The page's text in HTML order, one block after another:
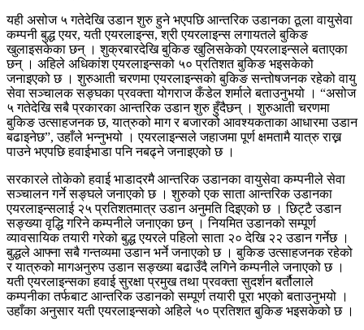
यही असोज ५ गतेदेखि उडान शुरु हुने भएपछि आन्तरिक उडानका ठूला वायुसेवा
कम्पनी बुद्ध एयर, यती एयरलाइन्स, श्री एयरलाइन्स लगायतले बुकिङ
खुलाइसकेका छन् । शुक्रबारदेखि बुकिङ खुलिसकेको एयरलाइन्सले बताएका
छन् । अहिले अधिकांश एयरलाइन्सको ५० प्रतिशत बुकिङ भइसकेको
जनाइएको छ । शुरुआती चरणमा एयरलाइन्सको बुकिङ सन्तोषजनक रहेको वायु
सेवा सञ्चालक सङ्घका प्रवक्ता योगराज कँडेल शर्माले बताउनुभयो । “असोज
५ गतेदेखि सबै प्रकारका आन्तरिक उडान शुरु हुँदैछन् । शुरुआती चरणमा
बुकिङ उत्साहजनक छ, यात्रुको माग र बजारको आवश्यकताका आधारमा उडान
बढाइनेछ”, उहाँले भन्नुभयो । एयरलाइन्सले जहाजमा पूर्ण क्षमतामै यात्रु राख्न
पाउने भएपछि हवाईभाडा पनि नबढ्ने जनाइएको छ ।
सरकारले तोकेको हवाई भाडादरमै आन्तरिक उडानका वायुसेवा कम्पनीले सेवा
सञ्चालन गर्ने सङ्घले जनाएको छ । शुरुको एक साता आन्तरिक उडानका
एयरलाइन्सलाई २५ प्रतिशतमात्र उडान अनुमति दिइएको छ । छिट्टै उडान
सङ्ख्या वृद्धि गरिने कम्पनीले जनाएका छन् । नियमित उडानको सम्पूर्ण
व्यावसायिक तयारी गरेको बुद्ध एयरले पहिलो साता २० देखि २२ उडान गर्नेछ ।
बुद्धले आफ्ना सबै गन्तव्यमा उडान भर्ने जनाएको छ । बुकिङ उत्साहजनक रहेको
र यात्रुको मागअनुरुप उडान सङ्ख्या बढाउँदै लगिने कम्पनीले जनाएको छ ।
यती एयरलाइन्सका हवाई सुरक्षा प्रमुख तथा प्रवक्ता सुदर्शन बर्तौलाले
कम्पनीका तर्फबाट आन्तरिक उडानको सम्पूर्ण तयारी पूरा भएको बताउनुभयो ।
उहाँका अनुसार यती एयरलाइन्सको अहिले ५० प्रतिशत बुकिङ भइसकेको छ ।